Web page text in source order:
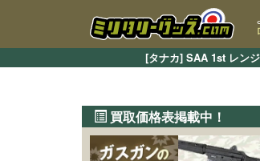
[タナカ] SAA 1st レン
買取価格表掲載中！